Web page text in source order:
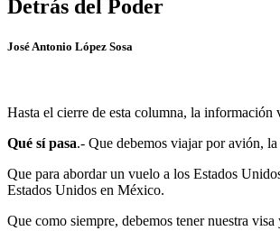
Detrás del Poder
José Antonio López Sosa
Hasta el cierre de esta columna, la
Qué sí pasa.- Que debemos viajar por avión,
Que para abordar un vuelo a los Estados
Estados Unidos en México.
Que como siempre, debemos tener nuestra